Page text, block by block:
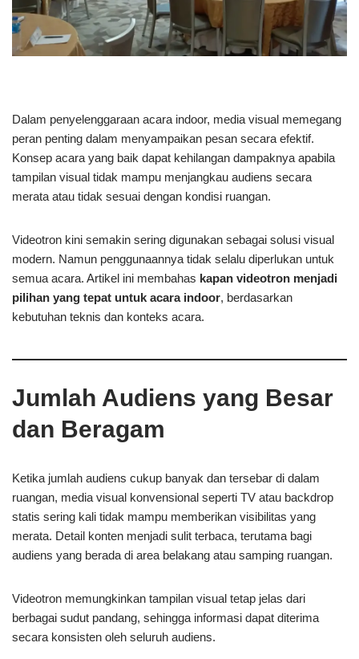
Dalam penyelenggaraan acara indoor, media visual memegang
peran penting dalam menyampaikan pesan secara efektif.
Konsep acara yang baik dapat kehilangan dampaknya apabila
tampilan visual tidak mampu menjangkau audiens secara
merata atau tidak sesuai dengan kondisi ruangan.
Videotron kini semakin sering digunakan sebagai solusi visual
modern. Namun penggunaannya tidak selalu diperlukan untuk
semua acara. Artikel ini membahas kapan videotron menjadi
pilihan yang tepat untuk acara indoor, berdasarkan
kebutuhan teknis dan konteks acara.
Jumlah Audiens yang Besar
dan Beragam
Ketika jumlah audiens cukup banyak dan tersebar di dalam
ruangan, media visual konvensional seperti TV atau backdrop
statis sering kali tidak mampu memberikan visibilitas yang
merata. Detail konten menjadi sulit terbaca, terutama bagi
audiens yang berada di area belakang atau samping ruangan.
Videotron memungkinkan tampilan visual tetap jelas dari
berbagai sudut pandang, sehingga informasi dapat diterima
secara konsisten oleh seluruh audiens.